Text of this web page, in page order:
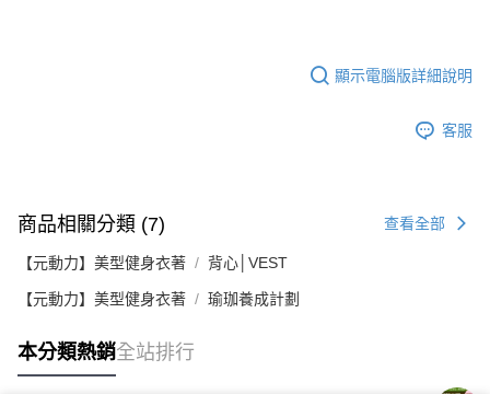
顯示電腦版詳細說明
客服
商品相關分類 (7) 查看全部
【元動力】美型健身衣著 背心│VEST
【元動力】美型健身衣著 瑜珈養成計劃
本分類熱銷全站排行